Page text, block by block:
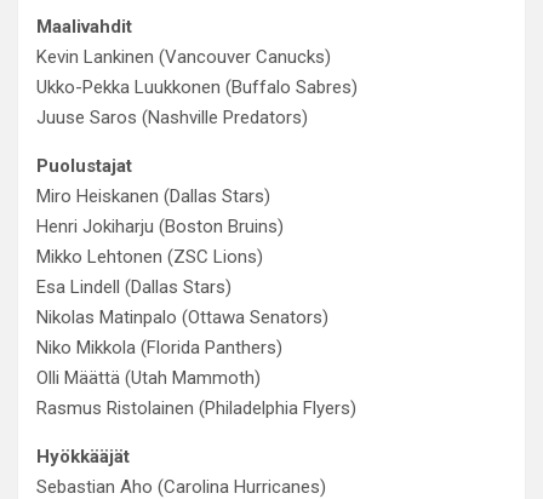
Maalivahdit
Kevin Lankinen (Vancouver Canucks)
Ukko-Pekka Luukkonen (Buffalo Sabres)
Juuse Saros (Nashville Predators)
Puolustajat
Miro Heiskanen (Dallas Stars)
Henri Jokiharju (Boston Bruins)
Mikko Lehtonen (ZSC Lions)
Esa Lindell (Dallas Stars)
Nikolas Matinpalo (Ottawa Senators)
Niko Mikkola (Florida Panthers)
Olli Määttä (Utah Mammoth)
Rasmus Ristolainen (Philadelphia Flyers)
Hyökkääjät
Sebastian Aho (Carolina Hurricanes)